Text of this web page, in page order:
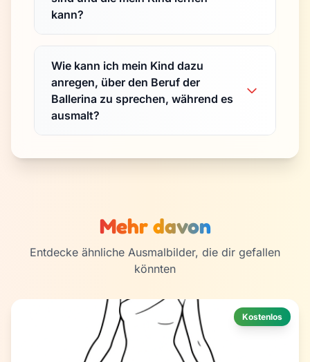
kann?
Wie kann ich mein Kind dazu
anregen, über den Beruf der
Ballerina zu sprechen, während es
ausmalt?
Mehr davon
Entdecke ähnliche Ausmalbilder, die dir gefallen
könnten
Kostenlos